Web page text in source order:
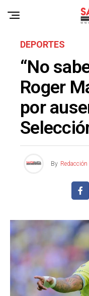
DEPORTES
“No
Roger
por
By Redacción